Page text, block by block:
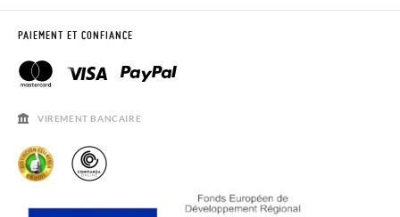
CLUB PISAMONAS
BLOG & NEWS
AVIS LÉGAL, CONFIDENCIALITÉ ET COOKIES
GUIDE DE TAILLES
SOLDES
DEMANDER RETOUR
CONTACT
HORAIRES
QUESTIONS FRÉQUENTES
PAIEMENT ET CONFIANCE
VIREMENT BANCAIRE